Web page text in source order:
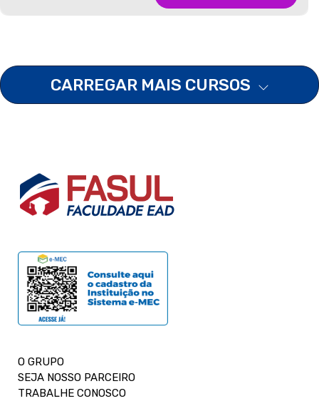
CARREGAR MAIS CURSOS
O GRUPO
SEJA NOSSO PARCEIRO
TRABALHE CONOSCO